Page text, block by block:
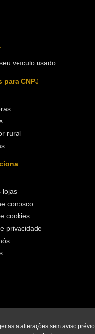
veículo usado
para CNPJ
rural
lojas
conosco
cookies
privacidade
a alterações sem aviso